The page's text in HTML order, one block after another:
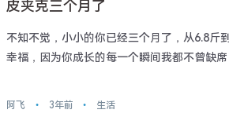
皮夹克三个月了
不知不觉，小小的你已经三个月了，从6.8斤
幸福，因为你成长的每一个瞬间我都不曾缺席
阿飞 • 3年前 • 生活